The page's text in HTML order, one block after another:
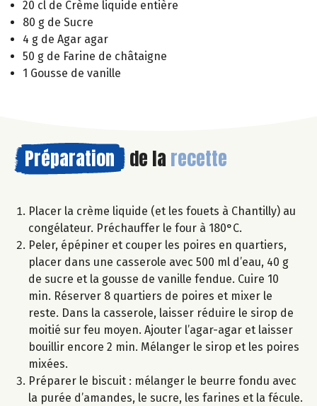
20 cl de Crème liquide entière
80 g de Sucre
4 g de Agar agar
50 g de Farine de châtaigne
1 Gousse de vanille
Préparation de la recette
Placer la crème liquide (et les fouets à Chantilly) au
congélateur. Préchauffer le four à 180°C.
Peler, épépiner et couper les poires en quartiers,
placer dans une casserole avec 500 ml d’eau, 40 g
de sucre et la gousse de vanille fendue. Cuire 10
min. Réserver 8 quartiers de poires et mixer le
reste. Dans la casserole, laisser réduire le sirop de
moitié sur feu moyen. Ajouter l’agar-agar et laisser
bouillir encore 2 min. Mélanger le sirop et les poires
mixées.
Préparer le biscuit : mélanger le beurre fondu avec
la purée d’amandes, le sucre, les farines et la fécule.